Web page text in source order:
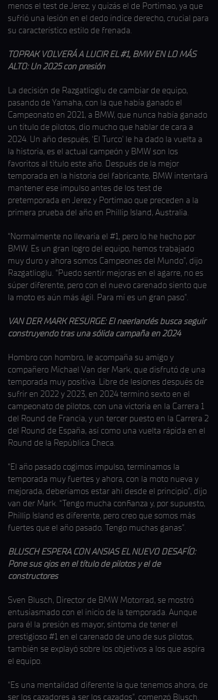
menos el test de Jerez, y quizás el de Portimao, ya que
sufrió una lesión en el dedo índice derecho, crucial para
su característico estilo de frenada.
TOPRAK VOLVERÁ A LUCIR EL #1, BMW EN LO MÁS
ALTO: Un 2025 con presión
La decisión de Razgatlioglu de cambiar de equipo,
pasando de Yamaha, con la que había ganado el
Campeonato en 2021, a BMW, que nunca había ganado
un título de pilotos, dio mucho que hablar de cara a
2024. Un año después, ‘El Turco’ le ha dado la vuelta a
la historia, es el actual campeón y BMW son los
favoritos al título este año. Después de la mejor
temporada en la historia del fabricante, BMW intentará
mantener ese impulso antes de los test de
pretemporada en Jerez y Portimao que preceden a la
primera prueba del año en Phillip Island, Australia.
“Normalmente no llevaría el #1, pero lo he hecho por
BMW. Es un gran logro del equipo, hemos trabajado
muy duro y ahora somos Campeones del Mundo”, dijo
Razgatlioglu. “Puedo sentir mejoras en el agarre, no es
súper diferente, pero con el nuevo carenado siento que
la moto es aún más ágil. Para mí es un gran paso”.
VAN DER MARK RESURGE: El neerlandés busca seguir
construyendo tras una sólida campaña en 2024
Hombro con hombro, le acompaña su amigo y
compañero Michael Van der Mark, que disfrutó de una
temporada muy positiva. Libre de lesiones después de
sufrir en 2022 y 2023, en 2024 terminó sexto en el
campeonato de pilotos, con una victoria en la Carrera 1
del Round de Francia, y un tercer puesto en la Carrera 2
del Round de España, así como una vuelta rápida en el
Round de la República Checa.
“El año pasado cogimos impulso, terminamos la
temporada muy fuertes y ahora, con la moto nueva y
mejorada, deberíamos estar ahí desde el principio”, dijo
van der Mark. “Tengo mucha confianza y, por supuesto,
Phillip Island es diferente, pero creo que somos más
fuertes que el año pasado. Tengo muchas ganas”.
BLUSCH ESPERA CON ANSIAS EL NUEVO DESAFÍO:
Pone sus ojos en el título de pilotos y el de
constructores
Sven Blusch, Director de BMW Motorrad, se mostró
entusiasmado con el inicio de la temporada. Aunque
para él la presión es mayor, síntoma de tener el
prestigioso #1 en el carenado de uno de sus pilotos,
también se explayó sobre los objetivos a los que aspira
el equipo.
“Es una mentalidad diferente la que tenemos ahora, de
ser los cazadores a ser los cazados”, comenzó Blusch.